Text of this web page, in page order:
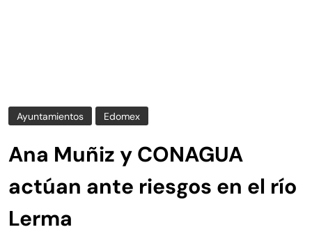
Ayuntamientos Edomex
Ana Muñiz y CONAGUA
actúan ante riesgos en el río
Lerma